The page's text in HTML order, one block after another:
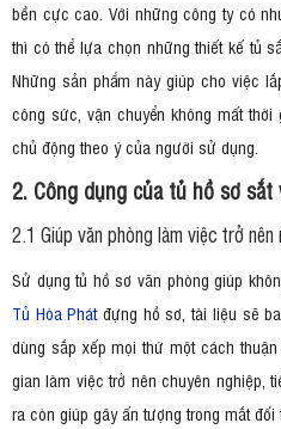
bền cực cao. Với những công ty có
thì có thể lựa chọn những thiết kế tủ
Những sản phẩm này giúp cho việc
công sức, vận chuyển không mất
chủ động theo ý của người sử dụng.
2. Công dụng của tủ hồ sơ sắt
2.1 Giúp văn phòng làm việc trở nên
Sử dụng tủ hồ sơ văn phòng giúp
Tủ Hòa Phátđựng hồ sơ, tài liệu sẽ
dùng sắp xếp mọi thứ một cách
gian làm việc trở nên chuyên nghiệp,
ra còn giúp gây ấn tượng trong mắt đối